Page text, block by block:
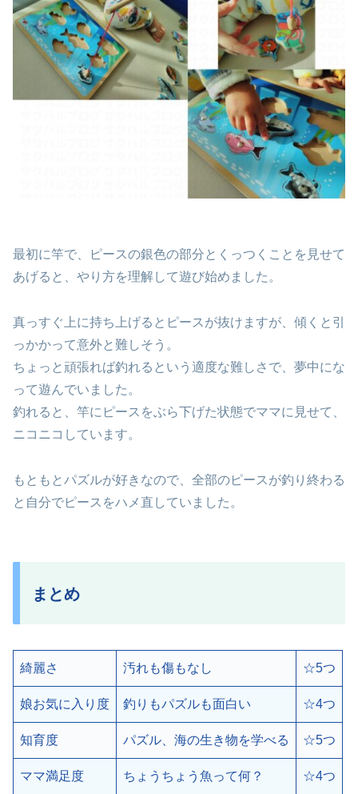
最初に竿で、ピースの銀色の部分とくっつくことを見せて
あげると、やり方を理解して遊び始めました。
真っすぐ上に持ち上げるとピースが抜けますが、傾くと引
っかかって意外と難しそう。
ちょっと頑張れば釣れるという適度な難しさで、夢中にな
って遊んでいました。
釣れると、竿にピースをぶら下げた状態でママに見せて、
ニコニコしています。
もともとパズルが好きなので、全部のピースが釣り終わる
と自分でピースをハメ直していました。
まとめ
綺麗さ 汚れも傷もなし ☆5つ
娘お気に入り度 釣りもパズルも面白い ☆4つ
知育度 パズル、海の生き物を学べる ☆5つ
ママ満足度 ちょうちょう魚って何？ ☆4つ